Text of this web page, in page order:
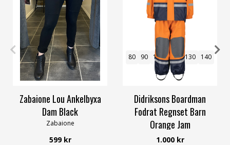
S M L XL XXL
Zabaione Lou Ankelbyxa
Dam Black
Zabaione
599 kr
80 90 100 110 130 140
Didriksons Boardman
Fodrat Regnset Barn
Orange Jam
Didriksons
1.000 kr